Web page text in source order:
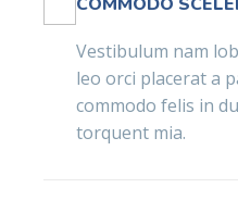
Vestibulum nam
leo orci placerat a
commodo felis in
torquent mia.